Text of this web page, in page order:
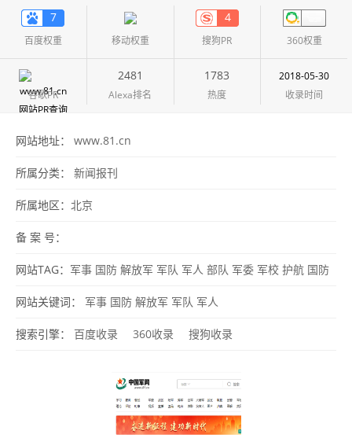
7
百度权重 移动权重
4
搜狗PR 360权重
谷歌PR
2481
Alexa排名
1783
热度
2018-05-30
收录时间
网站地址： www.81.cn
所属分类： 新闻报刊
所属地区： 北京
备 案 号：
网站TAG： 军事 国防 解放军 军队 军人 部队 军委 军校 护航 国防
生 女兵 军事图片 军医
网站关键词： 军事 国防 解放军 军队 军人
搜索引擎： 百度收录 360收录 搜狗收录